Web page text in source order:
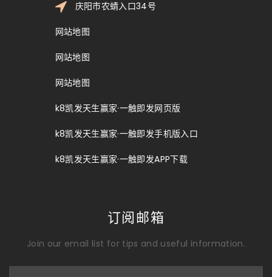
庆阳市农蜻入口34号
网站地图
网站地图
网站地图
k8凯发天生赢家·一触即发网页版
k8凯发天生赢家·一触即发手机版入口
k8凯发天生赢家·一触即发APP下载
订阅邮箱
Join our email list for tips and useful information.